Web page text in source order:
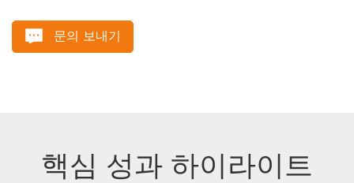
문의 보내기
핵심 성과 하이라이트